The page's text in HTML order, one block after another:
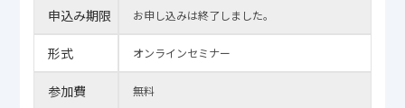
申込み期限 お申し込みは終了しました。
形式 オンラインセミナー
参加費 無料